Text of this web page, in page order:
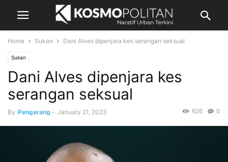
Home Sukan Dani Alves dipenjara kes serangan seksual
Sukan
Dani Alves dipenjara kes
serangan seksual
By Pengarang - January 21, 2023 0
626